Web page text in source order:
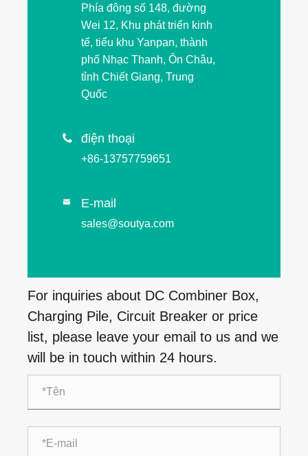
Phía đông số 148, đường
Wei 12, Khu phát triển kinh
tế, tiểu khu Yanpan, thành
phố Nhạc Thanh, Ôn Châu,
tỉnh Chiết Giang, Trung
Quốc
 điện thoại
+86-13757759651
 E-mail
sales@soutya.com
For inquiries about DC Combiner Box,
Charging Pile, Circuit Breaker or price
list, please leave your email to us and we
will be in touch within 24 hours.